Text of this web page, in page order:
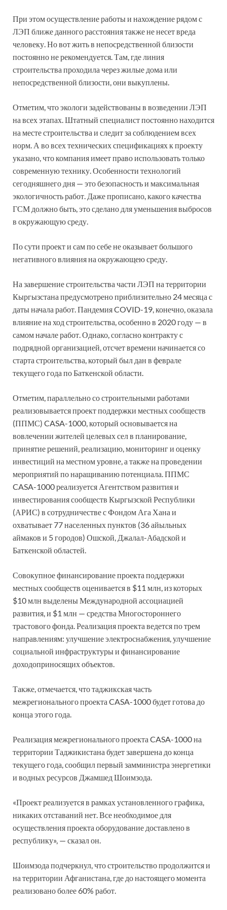
При этом осуществление работы и нахождение рядом с
ЛЭП ближе данного расстояния также не несет вреда
человеку. Но вот жить в непосредственной близости
постоянно не рекомендуется. Там, где линия
строительства проходила через жилые дома или
непосредственной близости, они выкуплены.
Отметим, что экологи задействованы в возведении ЛЭП
на всех этапах. Штатный специалист постоянно находится
на месте строительства и следит за соблюдением всех
норм. А во всех технических спецификациях к проекту
указано, что компания имеет право использовать только
современную технику. Особенности технологий
сегодняшнего дня — это безопасность и максимальная
экологичность работ. Даже прописано, какого качества
ГСМ должно быть, это сделано для уменьшения выбросов
в окружающую среду.
По сути проект и сам по себе не оказывает большого
негативного влияния на окружающею среду.
На завершение строительства части ЛЭП на территории
Кыргызстана предусмотрено приблизительно 24 месяца с
даты начала работ. Пандемия COVID-19, конечно, оказала
влияние на ход строительства, особенно в 2020 году — в
самом начале работ. Однако, согласно контракту с
подрядной организацией, отсчет времени начинается со
старта строительства, который был дан в феврале
текущего года по Баткенской области.
Отметим, параллельно со строительными работами
реализовывается проект поддержки местных сообществ
(ППМС) CASA-1000, который основывается на
вовлечении жителей целевых сел в планирование,
принятие решений, реализацию, мониторинг и оценку
инвестиций на местном уровне, а также на проведении
мероприятий по наращиванию потенциала. ППМС
CASA-1000 реализуется Агентством развития и
инвестирования сообществ Кыргызской Республики
(АРИС) в сотрудничестве с Фондом Ага Хана и
охватывает 77 населенных пунктов (36 айыльных
аймаков и 5 городов) Ошской, Джалал-Абадской и
Баткенской областей.
Совокупное финансирование проекта поддержки
местных сообществ оценивается в $11 млн, из которых
$10 млн выделены Международной ассоциацией
развития, и $1 млн — средства Многостороннего
трастового фонда. Реализация проекта ведется по трем
направлениям: улучшение электроснабжения, улучшение
социальной инфраструктуры и финансирование
доходоприносящих объектов.
Также, отмечается, что таджикская часть
межрегионального проекта CASA-1000 будет готова до
конца этого года.
Реализация межрегионального проекта CASA-1000 на
территории Таджикистана будет завершена до конца
текущего года, сообщил первый замминистра энергетики
и водных ресурсов Джамшед Шоимзода.
«Проект реализуется в рамках установленного графика,
никаких отставаний нет. Все необходимое для
осуществления проекта оборудование доставлено в
республику», — сказал он.
Шоимзода подчеркнул, что строительство продолжится и
на территории Афганистана, где до настоящего момента
реализовано более 60% работ.